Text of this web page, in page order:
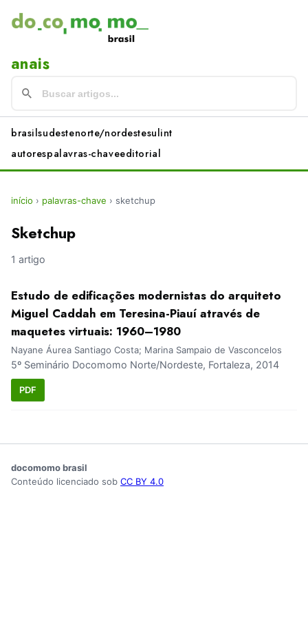
anais
brasilsudestenorte/nordestesulint
autorespalavras-chaveeditorial
início › palavras-chave › sketchup
Sketchup
1 artigo
Estudo de edificações modernistas do arquiteto
Miguel Caddah em Teresina-Piauí através de
maquetes virtuais: 1960–1980
Nayane Áurea Santiago Costa; Marina Sampaio de Vasconcelos
5º Seminário Docomomo Norte/Nordeste, Fortaleza, 2014
PDF
docomomo brasil
Conteúdo licenciado sob CC BY 4.0